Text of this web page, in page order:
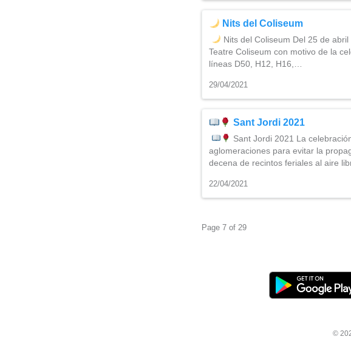
Nits del Coliseum
Nits del Coliseum Del 25 de
Teatre Coliseum con motivo de la
líneas D50, H12, H16,…
29/04/2021
Sant Jordi 2021
Sant Jordi 2021 La
aglomeraciones para evitar la
decena de recintos feriales al aire
22/04/2021
Page 7 of 29
©